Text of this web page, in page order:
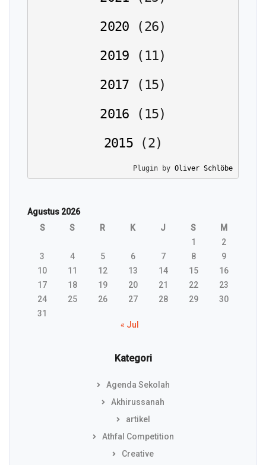
2020
(26)
2019
( 11)
2017
( 15)
2016
( 15)
2015
(2)
Plugin by Oliver Schlöbe
Agustus 2026
S
S R K J S
M
1
2
3
4 5 6 7 8
9
10
11 12 13 14 15
16
17
18 19 20 21 22
23
24
25 26 27 28 29
30
31
« Jul
Kategori
Agenda Sekolah
Akhirussanah
artikel
Athfal Competition
Creative